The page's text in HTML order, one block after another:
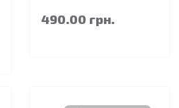
490.00 грн.